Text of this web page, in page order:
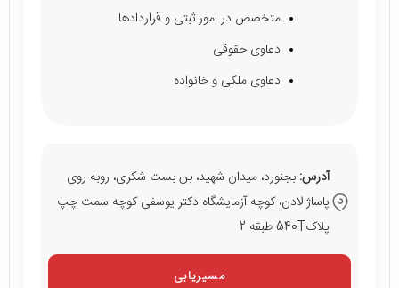
متخصص در امور ثبتی و قراردادها
دعاوی حقوقی
دعاوی ملکی و خانواده
آدرس: بجنورد، میدان شهید، بن بست شکری، روبه روی
پاساژ لادن، کوچه آزمایشگاه دکتر یوسفی کوچه سمت چپ
پلاک540T طبقه 2
مسیریابی